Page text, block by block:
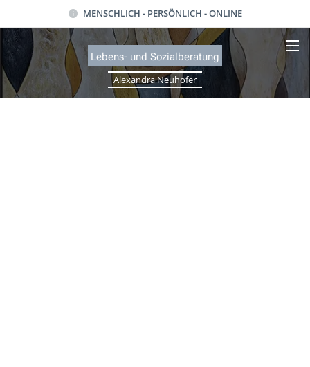
MENSCHLICH - PERSÖNLICH - ONLINE
Lebens- und Sozialberatung
Alexandra Neuhofer